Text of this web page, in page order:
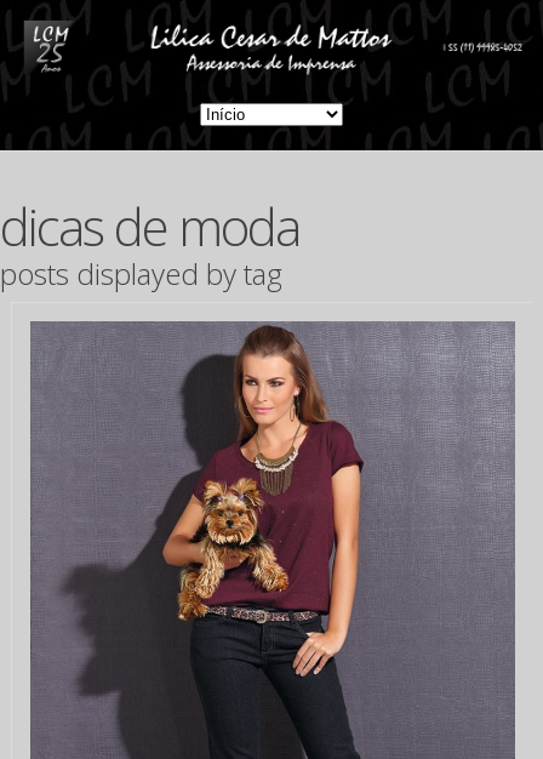
dicas de moda
posts displayed by tag